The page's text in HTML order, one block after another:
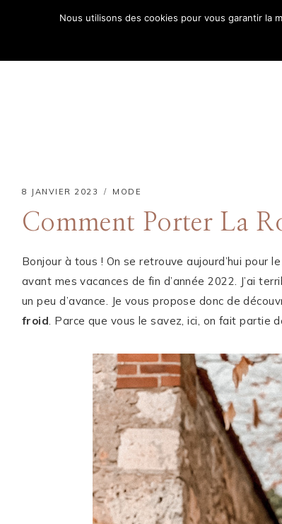
Comment puis-je
vous aider ?
ME CONTACTER
WORK WITH ME
MES FORMATIONS
MA NEWSLETTER
InstagramPinterest
TikTokLinkedIn
8 JANVIER 2023 MODE
Comment Porter La
Bonjour à tous ! On se retrouve aujourd’hui pour
avant mes vacances de fin d’année 2022. J’ai
un peu d’avance. Je vous propose donc de
froid. Parce que vous le savez, ici, on fait partie
Nous utilisons des cookies pour vous garantir la